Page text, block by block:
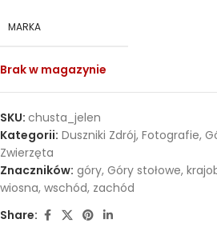
MARKA
Brak w magazynie
SKU: chusta_jelen
Kategorii: Duszniki Zdrój, Fotografie,
Zwierzęta
Znaczników: góry, Góry stołowe,
wiosna, wschód, zachód
Share: